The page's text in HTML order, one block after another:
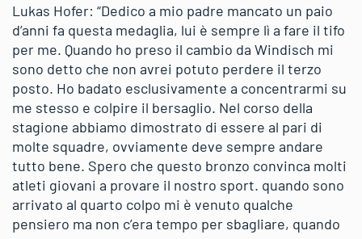
Lukas Hofer: “Dedico a mio padre mancato un paio
d’anni fa questa medaglia, lui è sempre lì a fare il tifo
per me. Quando ho preso il cambio da Windisch mi
sono detto che non avrei potuto perdere il terzo
posto. Ho badato esclusivamente a concentrarmi su
me stesso e colpire il bersaglio. Nel corso della
stagione abbiamo dimostrato di essere al pari di
molte squadre, ovviamente deve sempre andare
tutto bene. Spero che questo bronzo convinca molti
atleti giovani a provare il nostro sport. quando sono
arrivato al quarto colpo mi è venuto qualche
pensiero ma non c’era tempo per sbagliare, quando